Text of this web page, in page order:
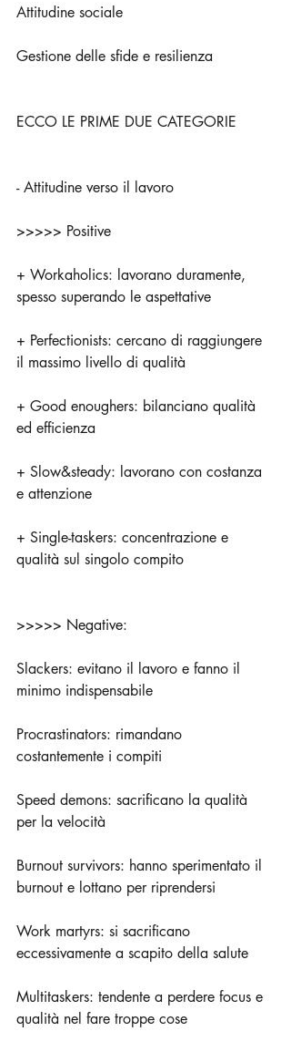
Attitudine sociale
Gestione delle sfide e resilienza
ECCO LE PRIME DUE CATEGORIE
- Attitudine verso il lavoro
>>>>> Positive
+ Workaholics: lavorano duramente,
spesso superando le aspettative
+ Perfectionists: cercano di raggiungere
il massimo livello di qualità
+ Good enoughers: bilanciano qualità
ed efficienza
+ Slow&steady: lavorano con costanza
e attenzione
+ Single-taskers: concentrazione e
qualità sul singolo compito
>>>>> Negative:
Slackers: evitano il lavoro e fanno il
minimo indispensabile
Procrastinators: rimandano
costantemente i compiti
Speed demons: sacrificano la qualità
per la velocità
Burnout survivors: hanno sperimentato il
burnout e lottano per riprendersi
Work martyrs: si sacrificano
eccessivamente a scapito della salute
Multitaskers: tendente a perdere focus e
qualità nel fare troppe cose